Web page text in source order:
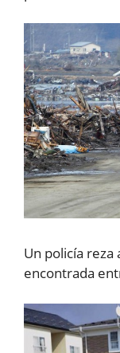
Un policía
encontrada